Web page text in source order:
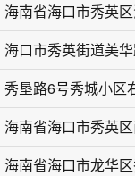
秀垦路6号秀城小区
海南省海口市龙华